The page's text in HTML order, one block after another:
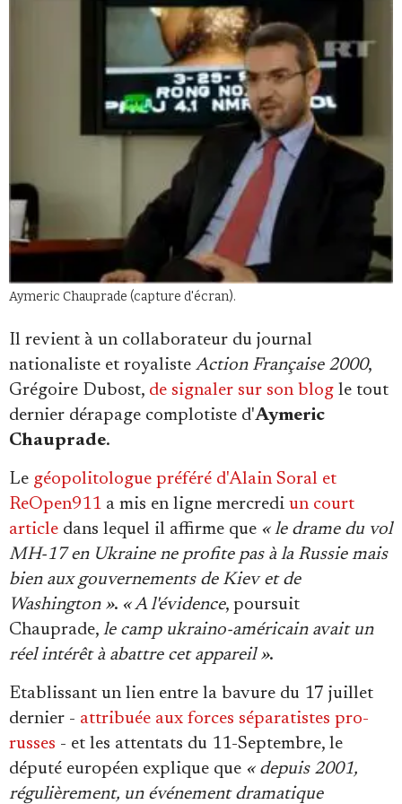
Faire un don
Demander à Vera
Se connecter
Aymeric Chauprade (capture d'écran).
Il revient à un collaborateur du journal
nationaliste et royaliste Action Française 2000,
Grégoire Dubost, de signaler sur son blog le tout
dernier dérapage complotiste d'Aymeric
Chauprade.
Le géopolitologue préféré d'Alain Soral et
ReOpen911 a mis en ligne mercredi un court
article dans lequel il affirme que « le drame du vol
MH-17 en Ukraine ne profite pas à la Russie mais
bien aux gouvernements de Kiev et de
Washington ». « A l'évidence, poursuit
Chauprade, le camp ukraino-américain avait un
réel intérêt à abattre cet appareil ».
Etablissant un lien entre la bavure du 17 juillet
dernier - attribuée aux forces séparatistes pro-
russes - et les attentats du 11-Septembre, le
député européen explique que « depuis 2001,
régulièrement, un événement dramatique